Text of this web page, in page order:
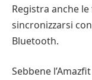
Registra anche
sincronizzarsi
Bluetooth.
Sebbene